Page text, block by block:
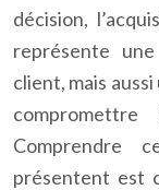
décision,
représente
client, mais
Comprendre
présentent est